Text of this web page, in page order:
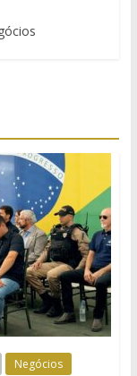
Negócios